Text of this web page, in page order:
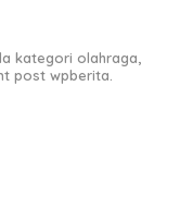
kategori olahraga,
post wpberita.